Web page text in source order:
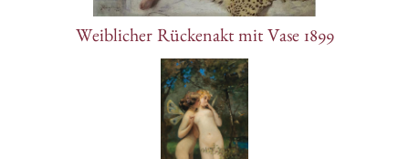
Weiblicher Rückenakt mit Vase 1899